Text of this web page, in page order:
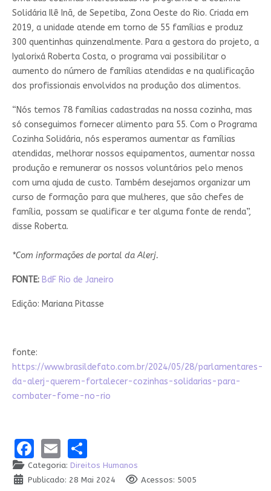
Solidária Ilê Inã, de Sepetiba, Zona Oeste do Rio. Criada em
2019, a unidade atende em torno de 55 famílias e produz
300 quentinhas quinzenalmente. Para a gestora do projeto, a
Iyalorixá Roberta Costa, o programa vai possibilitar o
aumento do número de famílias atendidas e na qualificação
dos profissionais envolvidos na produção dos alimentos.
“Nós temos 78 famílias cadastradas na nossa cozinha, mas
só conseguimos fornecer alimento para 55. Com o Programa
Cozinha Solidária, nós esperamos aumentar as famílias
atendidas, melhorar nossos equipamentos, aumentar nossa
produção e remunerar os nossos voluntários pelo menos
com uma ajuda de custo. Também desejamos organizar um
curso de formação para que mulheres, que são chefes de
família, possam se qualificar e ter alguma fonte de renda”,
disse Roberta.
*Com informações de portal da Alerj.
FONTE: BdF Rio de Janeiro
Edição: Mariana Pitasse
fonte:
https://www.brasildefato.com.br/2024/05/28/parlamentares-
da-alerj-querem-fortalecer-cozinhas-solidarias-para-
combater-fome-no-rio
Facebook
EmailShare
Categoria: Direitos Humanos
Publicado: 28 Mai 2024
Acessos: 5005